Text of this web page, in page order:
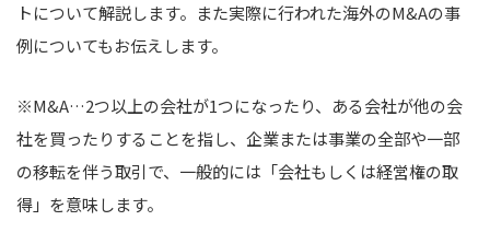
トについて解説します。また実際に行われた海外のM&Aの事
例についてもお伝えします。
※M&A…2つ以上の会社が1つになったり、ある会社が他の会
社を買ったりすることを指し、企業または事業の全部や一部
の移転を伴う取引で、一般的には「会社もしくは経営権の取
得」を意味します。